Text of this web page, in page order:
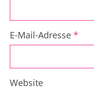
E-Mail-Adresse *
Website